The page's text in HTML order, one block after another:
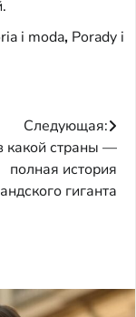
i moda, Porady i
Следующая:
какой страны —
полная история
гиганта